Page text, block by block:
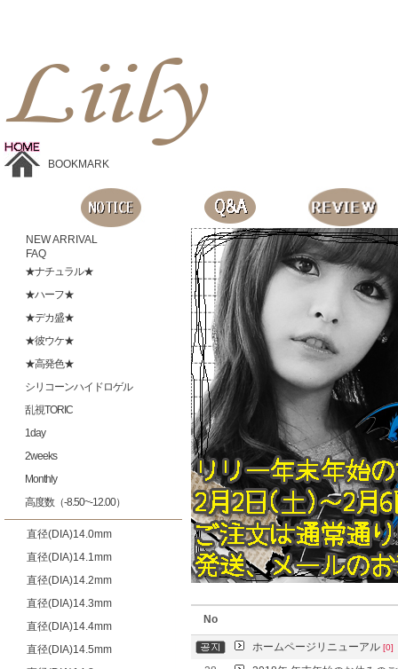
BOOKMARK
NEW ARRIVAL
FAQ
★ナチュラル★
★ハーフ★
★デカ盛★
★彼ウケ★
★高発色★
シリコーンハイドロゲル
乱視TORIC
1day
2weeks
Monthly
高度数（-8.50~-12.00）
直径(DIA)14.0mm
直径(DIA)14.1mm
直径(DIA)14.2mm
直径(DIA)14.3mm
直径(DIA)14.4mm
直径(DIA)14.5mm
No
ホームページリニューアル [0]